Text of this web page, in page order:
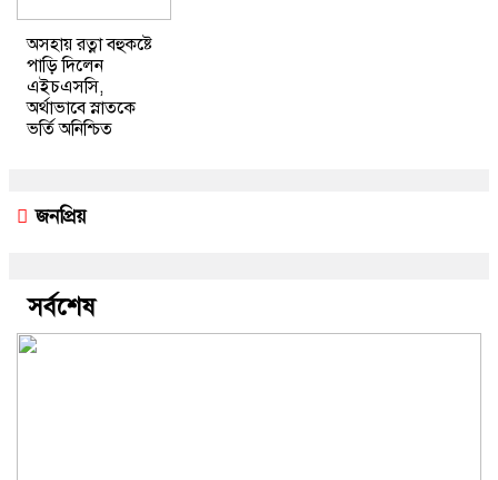
অসহায় রত্না বহুকষ্টে
পাড়ি দিলেন
এইচএসসি,
অর্থাভাবে স্নাতকে
ভর্তি অনিশ্চিত
জনপ্রিয়
সর্বশেষ